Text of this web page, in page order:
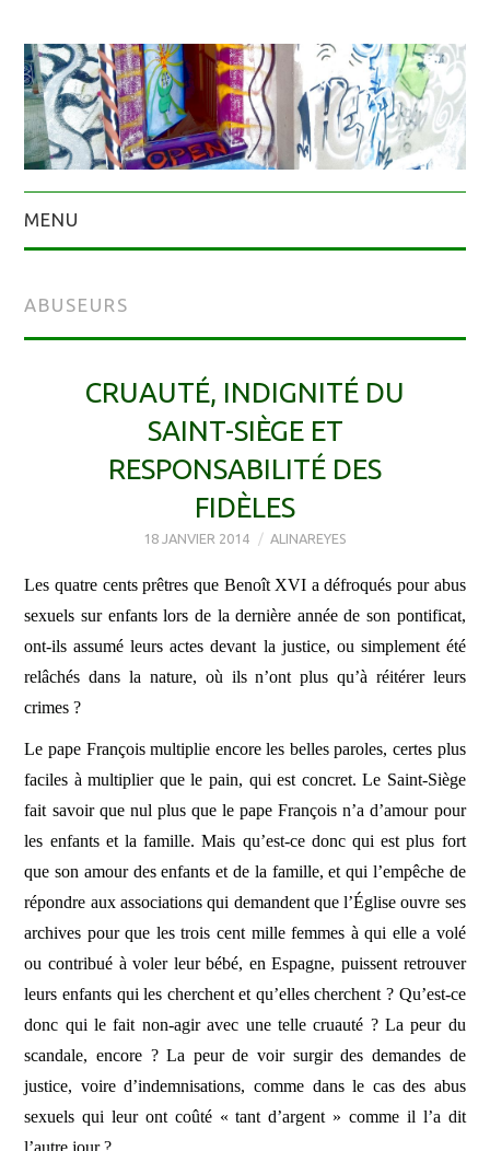
MENU
ABUSEURS
CRUAUTÉ, INDIGNITÉ DU
SAINT-SIÈGE ET
RESPONSABILITÉ DES
FIDÈLES
18 JANVIER 2014 ALINAREYES
Les quatre cents prêtres que Benoît XVI a défroqués pour abus
sexuels sur enfants lors de la dernière année de son pontificat,
ont-ils assumé leurs actes devant la justice, ou simplement été
relâchés dans la nature, où ils n’ont plus qu’à réitérer leurs
crimes ?
Le pape François multiplie encore les belles paroles, certes plus
faciles à multiplier que le pain, qui est concret. Le Saint-Siège
fait savoir que nul plus que le pape François n’a d’amour pour
les enfants et la famille. Mais qu’est-ce donc qui est plus fort
que son amour des enfants et de la famille, et qui l’empêche de
répondre aux associations qui demandent que l’Église ouvre ses
archives pour que les trois cent mille femmes à qui elle a volé
ou contribué à voler leur bébé, en Espagne, puissent retrouver
leurs enfants qui les cherchent et qu’elles cherchent ? Qu’est-ce
donc qui le fait non-agir avec une telle cruauté ? La peur du
scandale, encore ? La peur de voir surgir des demandes de
justice, voire d’indemnisations, comme dans le cas des abus
sexuels qui leur ont coûté « tant d’argent » comme il l’a dit
l’autre jour ?